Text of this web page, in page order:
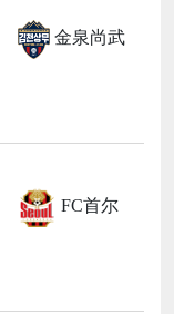
金泉尚武
FC首尔